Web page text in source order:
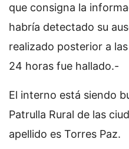
que consigna la
habría detectado su
realizado posterior a
24 horas fue hallado.-
El interno está siendo
Patrulla Rural de las
apellido es Torres Paz.